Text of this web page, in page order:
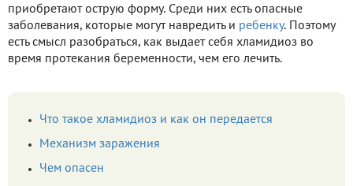
приобретают острую форму. Среди них есть опасные
заболевания, которые могут навредить и ребенку. Поэтому
есть смысл разобраться, как выдает себя хламидиоз во
время протекания беременности, чем его лечить.
Что такое хламидиоз и как он передается
Механизм заражения
Чем опасен